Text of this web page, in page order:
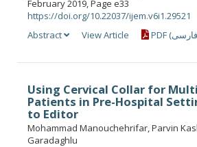
February 2019, Page e33
https://doi.org/10.22037/ijem.v6i1.29521
Abstract
View Article
Using Cervical Collar for
Patients in Pre-Hospital
to Editor
Mohammad Manouchehrifar, Parvin
Garadaghlu